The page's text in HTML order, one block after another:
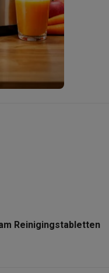
Tondeuses
Luchtbevochtigers
TV
Nikon camera'sLenzen
Reinigingstabletten